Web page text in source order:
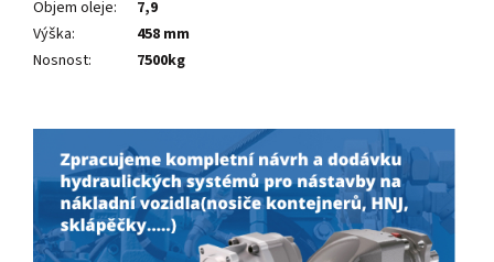
Objem oleje:
7,9
Výška:
458 mm
Nosnost: 7500kg